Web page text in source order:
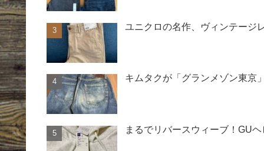
ユニクロの名作、ヴィンテージ
キムタクが「グランメゾン東京
まるでリバースウィーブ！GU